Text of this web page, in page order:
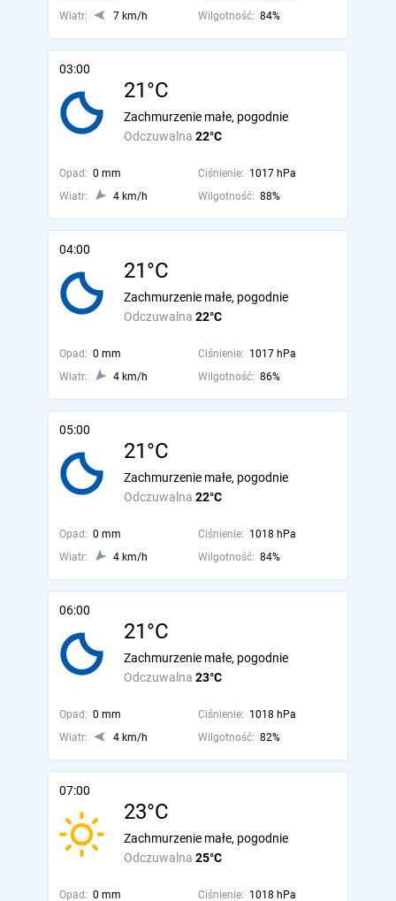
Wiatr:
7 km/h Wilgotność: 84%
03:00
21°C
Odczuwalna 22°C
Zachmurzenie małe, pogodnie
Opad: 0 mm Ciśnienie: 1017 hPa
Wiatr:
4 km/h Wilgotność: 88%
04:00
21°C
Odczuwalna 22°C
Zachmurzenie małe, pogodnie
Opad: 0 mm Ciśnienie: 1017 hPa
Wiatr:
4 km/h Wilgotność: 86%
05:00
21°C
Odczuwalna 22°C
Zachmurzenie małe, pogodnie
Opad: 0 mm Ciśnienie: 1018 hPa
Wiatr:
4 km/h Wilgotność: 84%
06:00
21°C
Odczuwalna 23°C
Zachmurzenie małe, pogodnie
Opad: 0 mm Ciśnienie: 1018 hPa
Wiatr:
4 km/h Wilgotność: 82%
07:00
23°C
Odczuwalna 25°C
Zachmurzenie małe, pogodnie
Opad: 0 mm Ciśnienie: 1018 hPa